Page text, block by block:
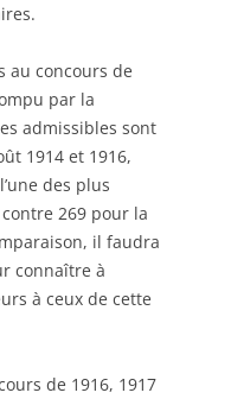
au concours de
par la
admissibles sont
1914 et 1916,
des plus
269 pour la
il faudra
connaître à
à ceux de cette
de 1916, 1917